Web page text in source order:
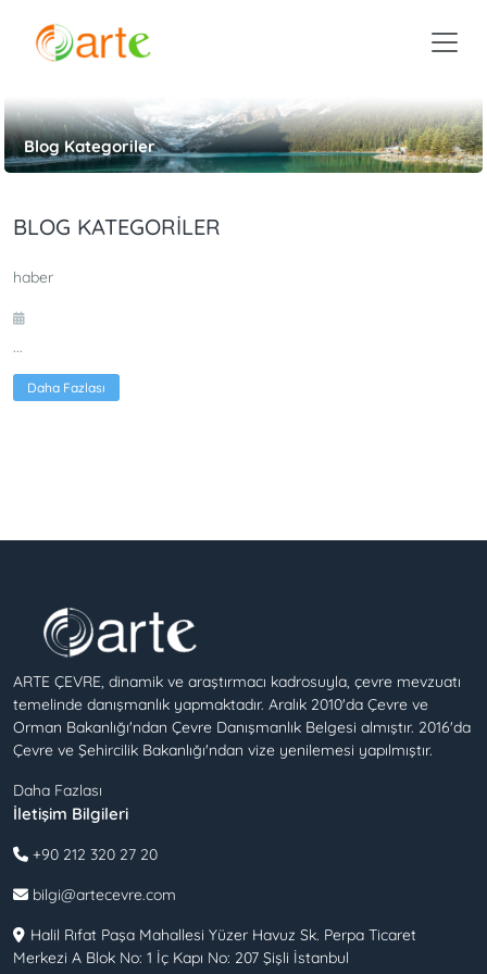
Blog Kategoriler
BLOG KATEGORILER
haber
...
Daha Fazlası
ARTE ÇEVRE, dinamik ve araştırmacı kadrosuyla, çevre mevzuatı
temelinde danışmanlık yapmaktadır. Aralık 2010'da Çevre ve
Orman Bakanlığı'ndan Çevre Danışmanlık Belgesi almıştır. 2016'da
Çevre ve Şehircilik Bakanlığı'ndan vize yenilemesi yapılmıştır.
Daha Fazlası
İletişim Bilgileri
+90 212 320 27 20
bilgi@artecevre.com
Halil Rıfat Paşa Mahallesi Yüzer Havuz Sk. Perpa Ticaret
Merkezi A Blok No: 1 İç Kapı No: 207 Şişli İstanbul